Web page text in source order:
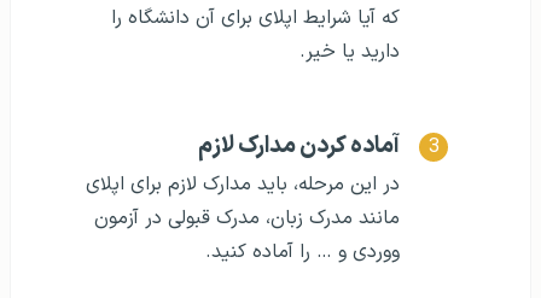
که آیا شرایط اپلای برای آن دانشگاه را
دارید یا خیر.
آماده کردن مدارک لازم
در این مرحله، باید مدارک لازم برای اپلای
مانند مدرک زبان، مدرک قبولی در آزمون
ووردی و … را آماده کنید.